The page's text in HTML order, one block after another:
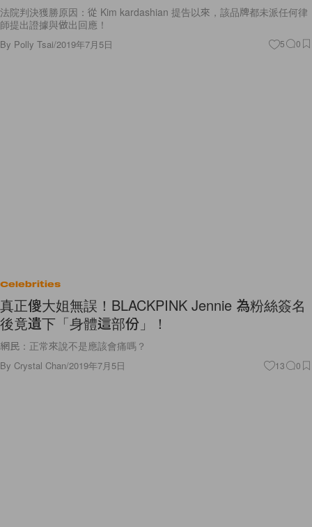
法院判決獲勝原因：從 Kim kardashian 提告以來，該品牌都未派任何律
師提出證據與做出回應！
By Polly Tsai/2019年7月5日 5 0
Celebrities
真正傻大姐無誤！BLACKPINK Jennie 為粉絲簽名
後竟遺下「身體這部份」！
網民：正常來說不是應該會痛嗎？
By Crystal Chan/2019年7月5日 13 0